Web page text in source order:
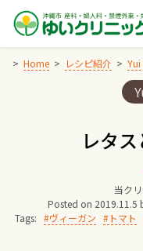
Skip
content
Home レシピ紹介 Yui
レタ
当ク
Posted on 2019.11.5
Tags:
ヴィーガン トマト
院長